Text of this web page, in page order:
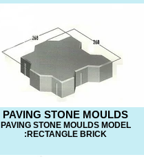
PAVING STONE MOULDS
PAVING STONE MOULDS MODEL
:RECTANGLE BRICK